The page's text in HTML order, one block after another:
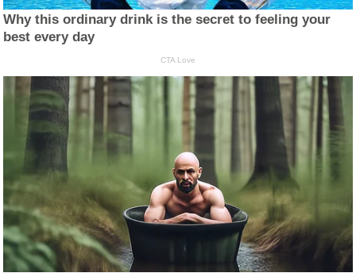
Why this ordinary drink is the secret to feeling your
best every day
CTA Love